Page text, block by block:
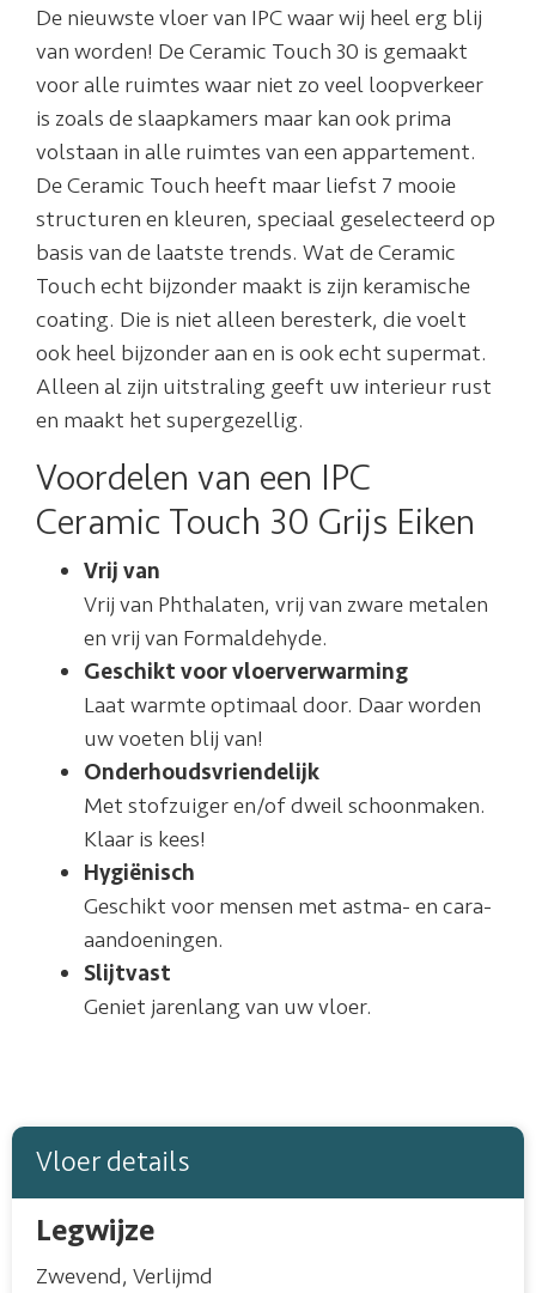
De nieuwste vloer van IPC waar wij heel erg blij
van worden! De Ceramic Touch 30 is gemaakt
voor alle ruimtes waar niet zo veel loopverkeer
is zoals de slaapkamers maar kan ook prima
volstaan in alle ruimtes van een appartement.
De Ceramic Touch heeft maar liefst 7 mooie
structuren en kleuren, speciaal geselecteerd op
basis van de laatste trends. Wat de Ceramic
Touch echt bijzonder maakt is zijn keramische
coating. Die is niet alleen beresterk, die voelt
ook heel bijzonder aan en is ook echt supermat.
Alleen al zijn uitstraling geeft uw interieur rust
en maakt het supergezellig.
Voordelen van een IPC
Ceramic Touch 30 Grijs Eiken
Vrij van
Vrij van Phthalaten, vrij van zware metalen
en vrij van Formaldehyde.
Geschikt voor vloerverwarming
Laat warmte optimaal door. Daar worden
uw voeten blij van!
Onderhoudsvriendelijk
Met stofzuiger en/of dweil schoonmaken.
Klaar is kees!
Hygiënisch
Geschikt voor mensen met astma- en cara-
aandoeningen.
Slijtvast
Geniet jarenlang van uw vloer.
Vloer details
Legwijze
Zwevend, Verlijmd